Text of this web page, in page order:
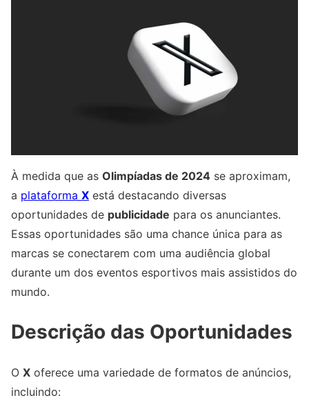
À medida que as Olimpíadas de 2024 se aproximam,
a plataforma X está destacando diversas
oportunidades de publicidade para os anunciantes.
Essas oportunidades são uma chance única para as
marcas se conectarem com uma audiência global
durante um dos eventos esportivos mais assistidos do
mundo.
Descrição das Oportunidades
O X oferece uma variedade de formatos de anúncios,
incluindo: